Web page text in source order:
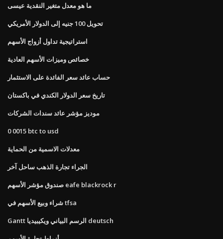
ما هو معدل متغير النقدية عيسى
تحويل 100 جنيه إلى الدولار الأمريكي
استراتيجية تداول أزواج الأسهم
خصائص وميزات الأسهم العادية
حساب عائد سعر الفائدة على الاستثمار
تاريخ سعر الدولار الكندي في باكستان
موديز مؤشر عائد سندات الشركات
0 0015 btc to usd
معدلات الاسمية من الحماية
الجراء تجارة الذهب ساحل آخر
صندوق مؤشر الأسهم eafe blackrock r
شراء وبيع الأسهم في tfsa
Gantt الرسم البياني ويكيبيديا deutsch